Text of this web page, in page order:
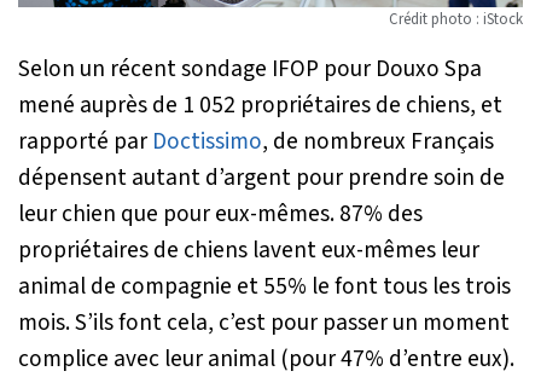
Crédit photo : iStock
Selon un récent sondage IFOP pour Douxo Spa
mené auprès de 1 052 propriétaires de chiens, et
rapporté par Doctissimo, de nombreux Français
dépensent autant d’argent pour prendre soin de
leur chien que pour eux-mêmes. 87% des
propriétaires de chiens lavent eux-mêmes leur
animal de compagnie et 55% le font tous les trois
mois. S’ils font cela, c’est pour passer un moment
complice avec leur animal (pour 47% d’entre eux).